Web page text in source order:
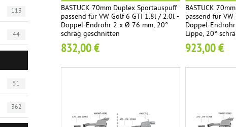
113
44
51
362
BASTUCK 70mm Duplex Sportauspuff
passend für VW Golf 6 GTI 1.8l / 2.0l -
Doppel-Endrohr 2 x Ø 76 mm, 20°
schräg geschnitten
832,00 €
BASTUCK
passend für
Doppel-
Lippe, 20°
923,00 €